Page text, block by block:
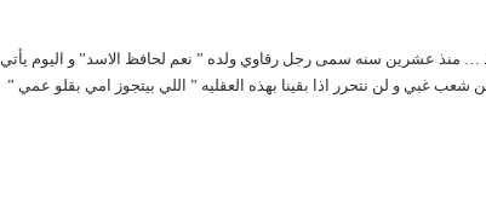
… منذ عشرين سنه سمى رجل رقاوي ولده ” نعم لحافظ الاسد” و اليوم يأتي
شعب غبي و لن نتحرر اذا بقينا بهذه العقليه ” اللي بيتجوز امي بقلو عمي ”